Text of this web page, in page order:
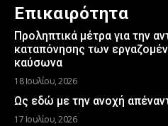
Επικαιρότητα
Προληπτικά μέτρα για την
καταπόνησης των
καύσωνα
18 Ιουλίου, 2026
Ως εδώ με την ανοχή
17 Ιουλίου, 2026